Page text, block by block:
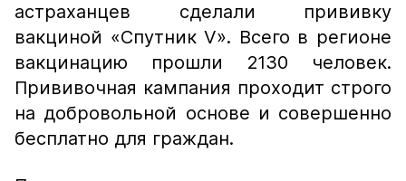
астраханцев сделали прививку
вакциной «Спутник V». Всего в регионе
вакцинацию прошли 2130 человек.
Прививочная кампания проходит строго
на добровольной основе и совершенно
бесплатно для граждан.